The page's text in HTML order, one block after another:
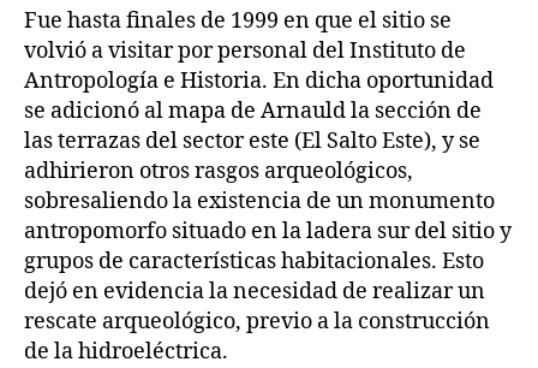
Fue hasta finales de 1999 en que el sitio se
volvió a visitar por personal del Instituto de
Antropología e Historia. En dicha oportunidad
se adicionó al mapa de Arnauld la sección de
las terrazas del sector este (El Salto Este), y se
adhirieron otros rasgos arqueológicos,
sobresaliendo la existencia de un monumento
antropomorfo situado en la ladera sur del sitio y
grupos de características habitacionales. Esto
dejó en evidencia la necesidad de realizar un
rescate arqueológico, previo a la construcción
de la hidroeléctrica.